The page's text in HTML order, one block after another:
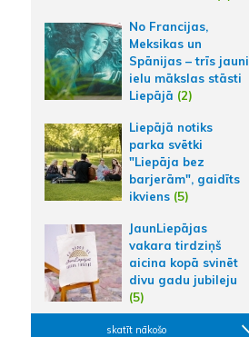
No Francijas,
Meksikas un
Spānijas – trīs jauni
ielu mākslas stāsti
Liepājā (2)
Liepājā notiks
parka svētki
"Liepāja bez
barjerām", gaidīts
ikviens (5)
JaunLiepājas
vakara tirdziņš
aicina kopā svinēt
divu gadu jubileju
(5)
skatīt nākošo